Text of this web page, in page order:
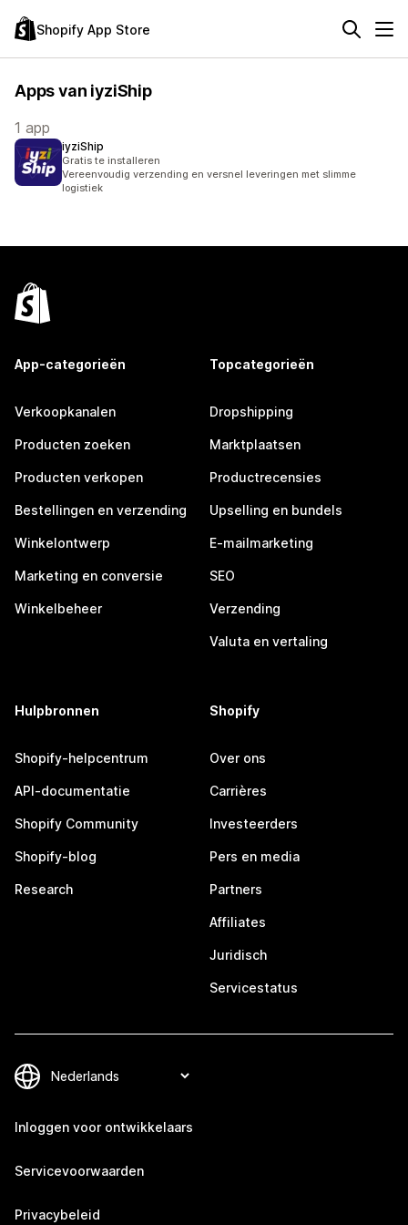
Shopify App Store
Apps van iyziShip
1 app
iyziShip
Gratis te installeren
Vereenvoudig verzending en versnel leveringen met slimme
logistiek
App-categorieën
Verkoopkanalen
Producten zoeken
Producten verkopen
Bestellingen en verzending
Winkelontwerp
Marketing en conversie
Winkelbeheer
Topcategorieën
Dropshipping
Marktplaatsen
Productrecensies
Upselling en bundels
E-mailmarketing
SEO
Verzending
Valuta en vertaling
Hulpbronnen
Shopify-helpcentrum
API-documentatie
Shopify Community
Shopify-blog
Research
Shopify
Over ons
Carrières
Investeerders
Pers en media
Partners
Affiliates
Juridisch
Servicestatus
Inloggen voor ontwikkelaars
Servicevoorwaarden
Privacybeleid